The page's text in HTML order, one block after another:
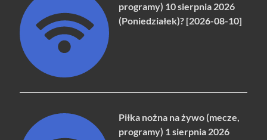
programy) 10 sierpnia 2026
(Poniedziałek)? [2026-08-10]
Piłka nożna na żywo (mecze,
programy) 1 sierpnia 2026